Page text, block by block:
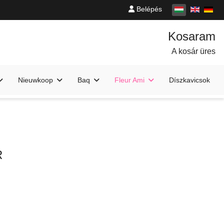
Belépés
A kosár üres
Nieuwkoop Baq Fleur Ami Díszkavicsok